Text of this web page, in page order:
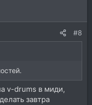
#8
v-drums в миди,
завтра